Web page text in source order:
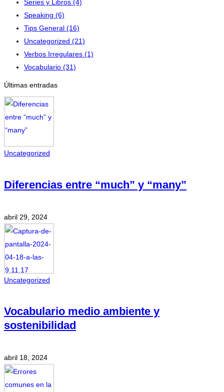
Series y Libros (4)
Speaking (6)
Tips General (16)
Uncategorized (21)
Verbos Irregulares (1)
Vocabulario (31)
Últimas entradas
Uncategorized
Diferencias entre “much” y “many”
abril 29, 2024
Uncategorized
Vocabulario medio ambiente y
sostenibilidad
abril 18, 2024